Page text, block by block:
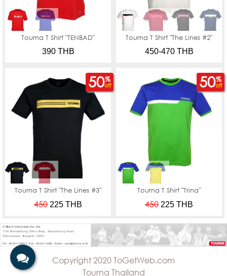
Tourna T Shirt "TENBAD"
390 THB
Tourna T Shirt "The Lines #2"
450-470 THB
Tourna T Shirt "The Lines #3"
450 225
50%
off
THB
Tourna T Shirt "Trina"
450 225
50%
off
THB
Copyright 2020 ToGetWeb.com
Tourna Thailand